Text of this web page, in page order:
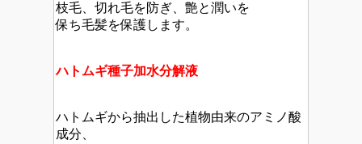
枝毛、切れ毛を防ぎ、艶と潤いを
保ち毛髪を保護します。
ハトムギ種子加水分解液
ハトムギから抽出した植物由来のアミノ酸
成分、